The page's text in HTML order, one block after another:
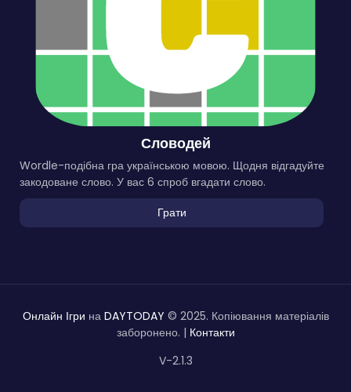
Словодей
Wordle-подібна гра українською мовою. Щодня відгадуйте
закодоване слово. У вас 6 спроб вгадати слово.
Грати
Онлайн Ігри на DAYTODAY © 2025. Копіювання матеріалів
заборонено. | Контакти
V-2.1.3